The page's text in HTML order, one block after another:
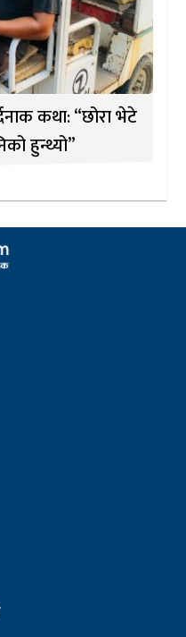
कथा: “छोरा भेटे
हुन्थ्यो”